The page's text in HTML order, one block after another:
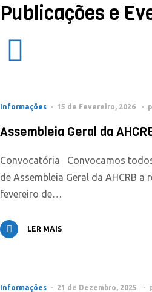
Publicações e
Informações 15 de Fevereiro, 2026
Assembleia Geral da
Convocatória Convocamos
de Assembleia Geral da AHCRB a
fevereiro de…
LER MAIS
Informações 21 de Dezembro, 2025